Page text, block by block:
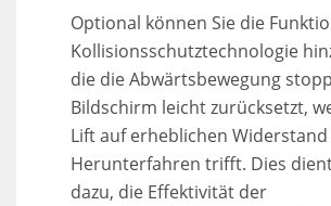
Optional können Sie die
Kollisionsschutztechnologie
die die Abwärtsbewegung
Bildschirm leicht zurücksetzt,
Lift auf erheblichen
Herunterfahren trifft. Dies
dazu, die Effektivität der